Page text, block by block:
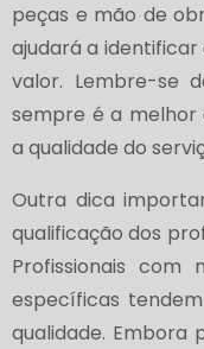
peças e mão de
ajudará a
valor. Lembre-se
sempre é a melhor
a qualidade do
Outra dica
qualificação dos
Profissionais com
específicas
qualidade. Embora